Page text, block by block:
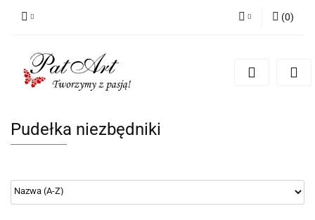
Zarejestruj się
(0)
Pudełka niezbędniki